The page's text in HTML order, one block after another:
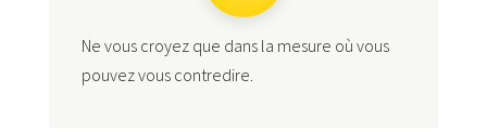
Ne vous croyez que dans la mesure où vous
pouvez vous contredire.